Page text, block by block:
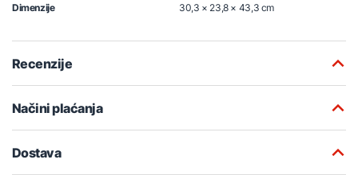
Dimenzije
30,3 × 23,8 × 43,3 cm
Recenzije
Načini plaćanja
Dostava